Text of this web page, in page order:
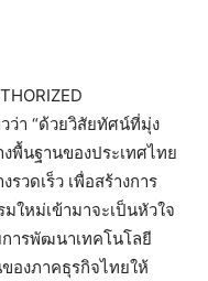
วว่า “ด้วยวิสัยทัศน์ที่มุ่ง
พื้นฐานของประเทศไทย
วดเร็ว เพื่อสร้างการ
ใหม่เข้ามาจะเป็นหัวใจ
ารพัฒนาเทคโนโลยี
องภาคธุรกิจไทยให้